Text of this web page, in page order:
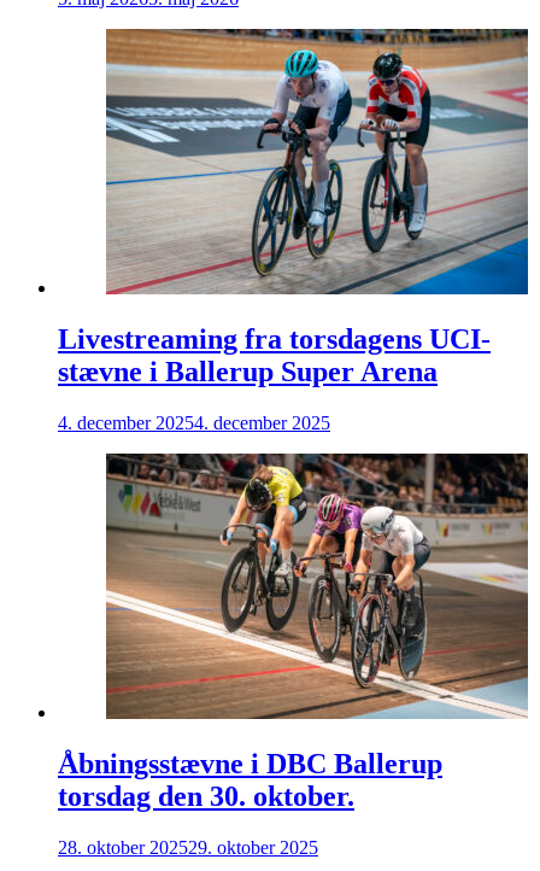
Livestreaming fra torsdagens UCI-
stævne i Ballerup Super Arena
4. december 20254. december 2025
Åbningsstævne i DBC Ballerup
torsdag den 30. oktober.
28. oktober 202529. oktober 2025